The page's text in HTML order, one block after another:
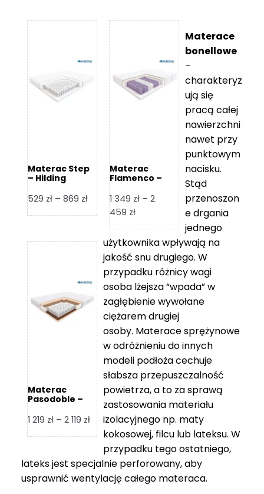
Materac Step
– Hilding
529 zł – 869 złZakres
cen:
529 zł
do
869 zł
Materac
Flamenco –
1 349 zł – 2
459 złZakres
od
1
349 zł
2
459 zł
Materac
Pasodoble –
1 219 zł – 2 119 złZakres
cen:
1
219 zł
do
Materace
bonellowe
–
charakteryz
ują się
pracą całej
nawierzchni
nawet przy
punktowym
nacisku.
Stąd
przenoszon
e drgania
jednego
użytkownika wpływają na
jakość snu drugiego. W
przypadku różnicy wagi
osoba lżejsza “wpada” w
zagłębienie wywołane
ciężarem drugiej
osoby. Materace sprężynowe
w odróżnieniu do innych
modeli podłoża cechuje
słabsza przepuszczalność
powietrza, a to za sprawą
zastosowania materiału
izolacyjnego np. maty
kokosowej, filcu lub lateksu. W
przypadku tego ostatniego,
lateks jest specjalnie perforowany, aby
usprawnić wentylację całego materaca.